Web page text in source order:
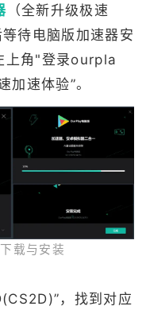
（全新升级极速
待电脑版加速器安
上角"登录ourpla
加速体验”。
载与安装
，找到对应